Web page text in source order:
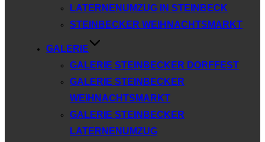
LATERNENUMZUG IN STEINBECK
STEINBECKER WEIHNACHTSMARKT
GALERIE
GALERIE STEINBECKER DORFFEST
GALERIE STEINBECKER
WEIHNACHTSMARKT
GALERIE STEINBECKER
LATERNENUMZUG